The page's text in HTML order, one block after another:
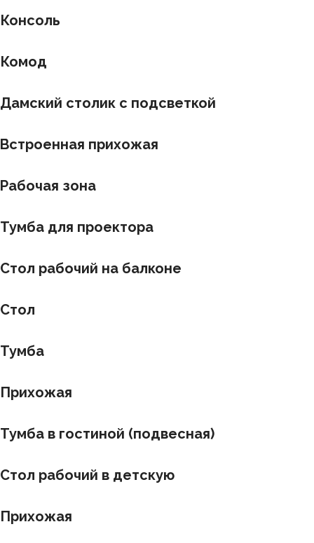
Консоль
Комод
Дамский столик с подсветкой
Встроенная прихожая
Рабочая зона
Тумба для проектора
Стол рабочий на балконе
Стол
Тумба
Прихожая
Тумба в гостиной (подвесная)
Стол рабочий в детскую
Прихожая